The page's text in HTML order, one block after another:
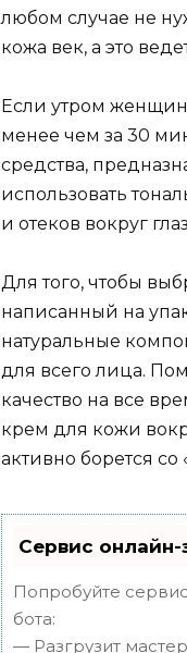
любом случае не
кожа век, а это
Если утром
менее чем за 30
средства,
использовать
и отеков вокруг
Для того, чтобы
написанный на
натуральные
для всего лица.
качество на все
крем для кожи
активно борется
Сервис онлайн-
Попробуйте
бота:
— Разгрузит